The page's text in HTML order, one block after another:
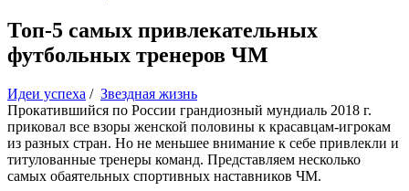
Топ-5 самых привлекательных
футбольных тренеров ЧМ
Идеи успеха / Звездная жизнь
Прокатившийся по России грандиозный мундиаль 2018 г.
приковал все взоры женской половины к красавцам-игрокам
из разных стран. Но не меньшее внимание к себе привлекли и
титулованные тренеры команд. Представляем несколько
самых обаятельных спортивных наставников ЧМ.